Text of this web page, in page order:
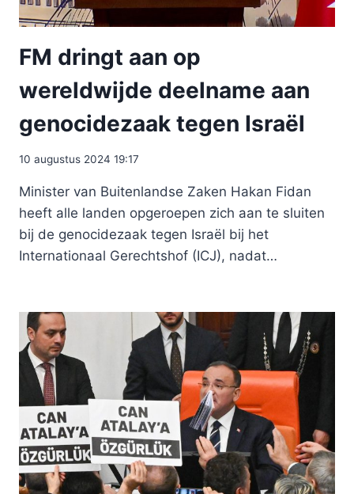
FM dringt aan op
wereldwijde deelname aan
genocidezaak tegen Israël
10 augustus 2024 19:17
Minister van Buitenlandse Zaken Hakan Fidan
heeft alle landen opgeroepen zich aan te sluiten
bij de genocidezaak tegen Israël bij het
Internationaal Gerechtshof (ICJ), nadat…